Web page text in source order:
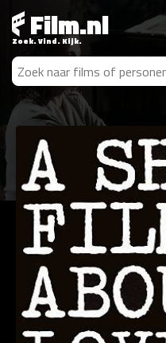
Film.nl
Zoek. Vind. Kijk.